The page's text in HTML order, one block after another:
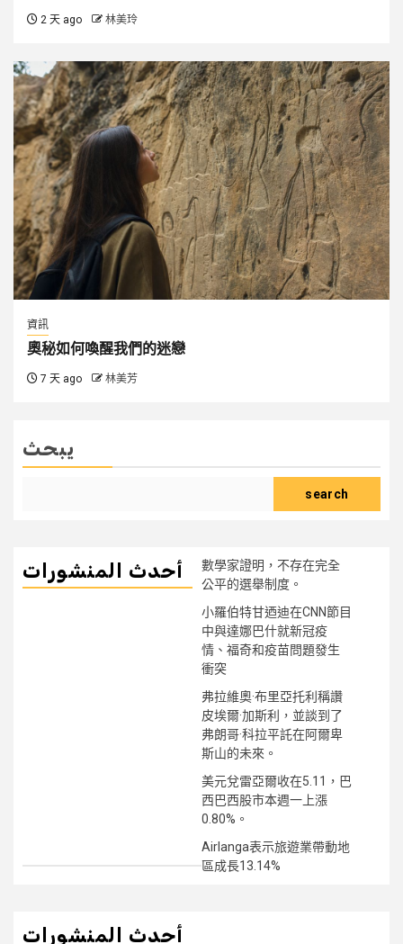
2 天 ago 林美玲
資訊
奧秘如何喚醒我們的迷戀
7 天 ago 林美芳
يبحث
search
أحدث المنشورات
數學家證明，不存在完全
公平的選舉制度。
小羅伯特甘迺迪在CNN節目
中與達娜巴什就新冠疫
情、福奇和疫苗問題發生
衝突
弗拉維奧·布里亞托利稱讚
皮埃爾·加斯利，並談到了
弗朗哥·科拉平託在阿爾卑
斯山的未來。
美元兌雷亞爾收在5.11，巴
西巴西股市本週一上漲
0.80%。
Airlanga表示旅遊業帶動地
區成長13.14%
أحدث المنشورات